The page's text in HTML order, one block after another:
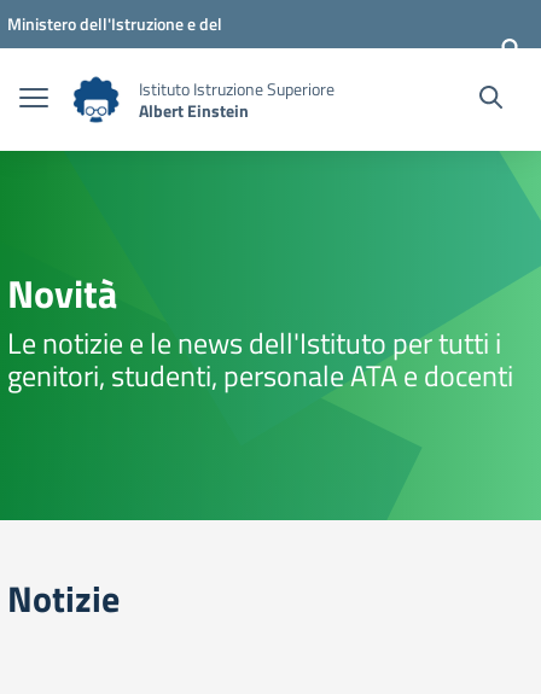
Vai ai contenuti
Vai al menu di navigazione
Vai al footer
Ministero dell'Istruzione e del
Istituto Istruzione Superiore
Albert Einstein
Novità
Le notizie e le news dell'Istituto per tutti i
genitori, studenti, personale ATA e docenti
Notizie